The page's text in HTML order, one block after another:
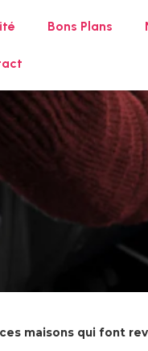
Bons Plans
maisons qui font